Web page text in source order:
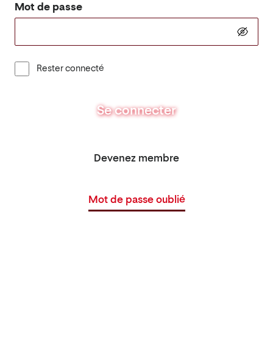
Mot de passe
Rester connecté
Se connecter
Devenez membre
Mot de passe oublié